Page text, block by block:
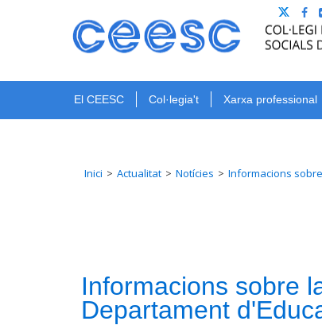
El CEESC Col·legia't Xarxa professional
Inici Actualitat Notícies Informacions
Informacions sobre
Departament